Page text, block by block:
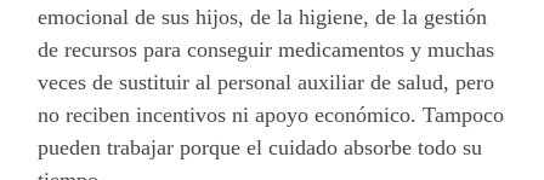
emocional de sus hijos, de la higiene, de la gestión
de recursos para conseguir medicamentos y muchas
veces de sustituir al personal auxiliar de salud, pero
no reciben incentivos ni apoyo económico. Tampoco
pueden trabajar porque el cuidado absorbe todo su